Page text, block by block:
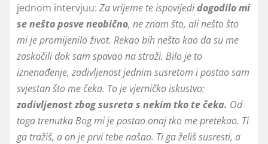
jednom intervjuu: Za vrijeme te ispovijedidogodilo mi
se nešto posve neobično, ne znam što, ali nešto što
mi je promijenilo život. Rekao bih nešto kao da su me
zaskočili dok sam spavao na straži. Bilo je to
iznenađenje, zadivljenost jednim susretom i postao sam
svjestan što me čeka. To je vjerničko iskustvo:
zadivljenost zbog susreta s nekim tko te čeka. Od
toga trenutka Bog mi je postao onaj tko me pretekao. Ti
ga tražiš, a on je prvi tebe našao. Ti ga želiš susresti, a